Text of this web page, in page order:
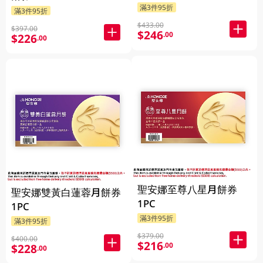
滿3件95折
$397.00
$226.00
聖安娜雙黃白蓮蓉月餅券
1PC
滿3件95折
$400.00
$228.00
滿3件95折
$433.00
$246.00
聖安娜至尊八星月餅券
1PC
滿3件95折
$379.00
$216.00